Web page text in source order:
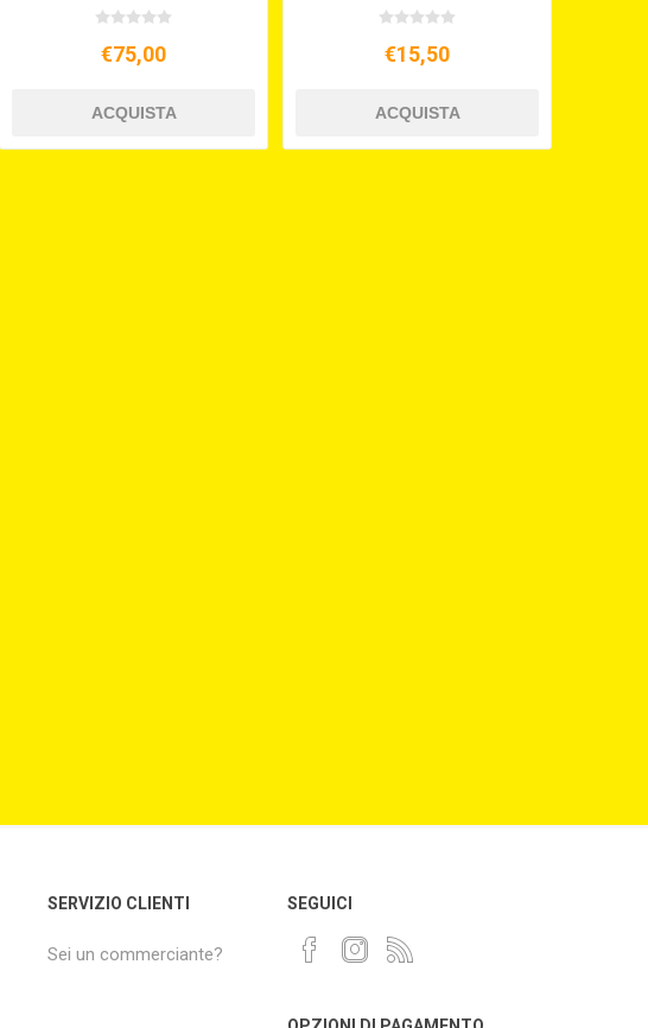
€75,00 €15,50
SERVIZIO CLIENTI
Sei un commerciante?
SEGUICI